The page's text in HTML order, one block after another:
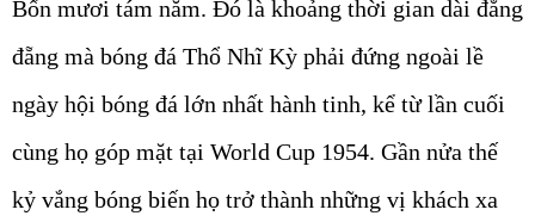
Bốn mươi tám năm. Đó là khoảng thời gian dài đằng
đẵng mà bóng đá Thổ Nhĩ Kỳ phải đứng ngoài lề
ngày hội bóng đá lớn nhất hành tinh, kể từ lần cuối
cùng họ góp mặt tại World Cup 1954. Gần nửa thế
kỷ vắng bóng biến họ trở thành những vị khách xa